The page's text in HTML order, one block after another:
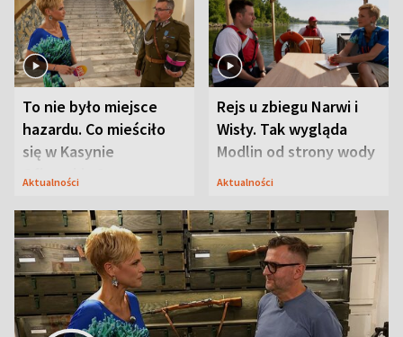
To nie było miejsce
hazardu. Co mieściło
się w Kasynie
Oficerskim?
Aktualności
Rejs u zbiegu Narwi i
Wisły. Tak wygląda
Modlin od strony wody
Aktualności